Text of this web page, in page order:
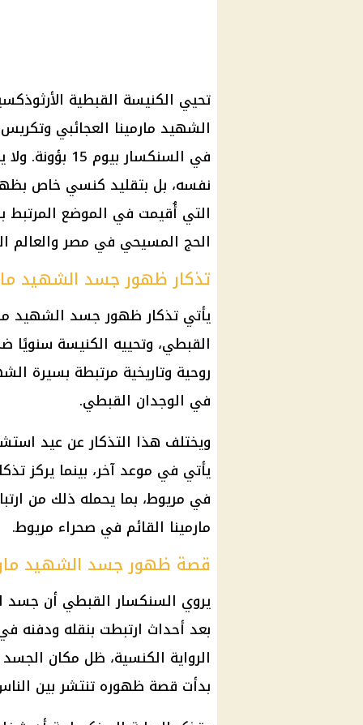
الشهيد مارمينا العجائبي
في السنكسار
نفسه، بل بتقليد كنسي خاص
التي أُقيمت في الموضع المرتبط
الحج المسيحي في مصر والعالم
تذكار ظهور جسد الشهيد مارمينا
يأتي تذكار ظهور جسد الشهيد
القبطي، وتحييه الكنيسة سنويًا
روحية وتاريخية مرتبطة بسيرة
في الوجدان القبطي.
ويختلف هذا التذكار عن عيد
في مريوط، بما يحمله ذلك من
مارمينا القائم في صحراء مريوط.
قصة ظهور جسد الشهيد
يروي السنكسار القبطي أن جسد
بعد أحداث ارتبطت بنقله ودفنه
الرواية الكنسية، ظل مكان
بدأت قصة ظهوره تنتشر بين